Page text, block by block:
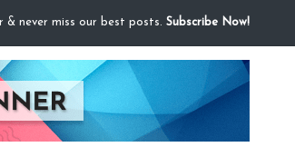
& never miss our best posts. Subscribe Now!